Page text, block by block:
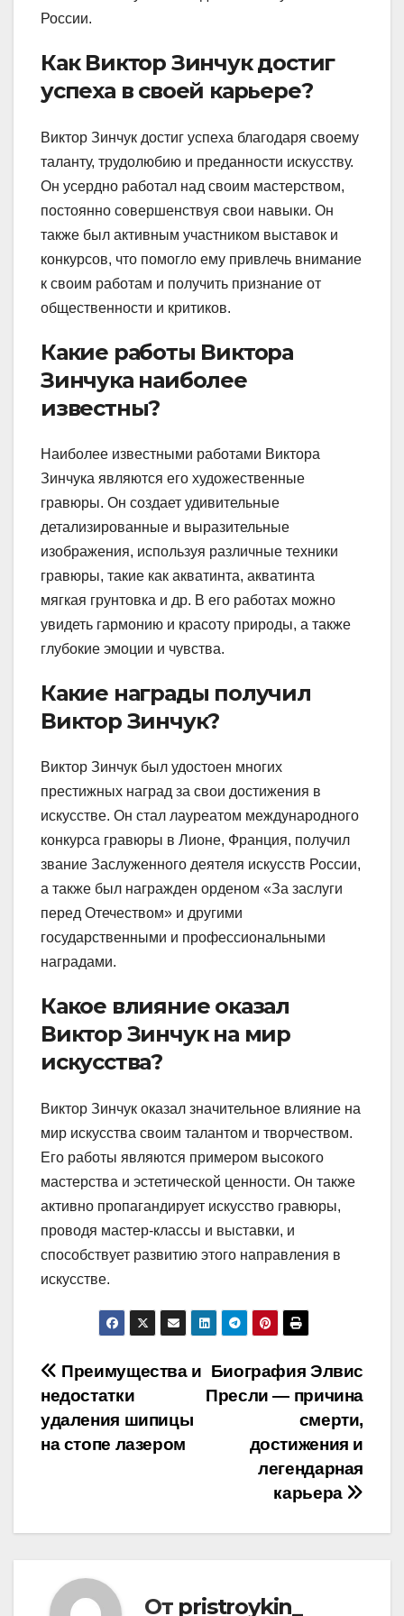
России.
Как Виктор Зинчук достиг
успеха в своей карьере?
Виктор Зинчук достиг успеха благодаря своему
таланту, трудолюбию и преданности искусству.
Он усердно работал над своим мастерством,
постоянно совершенствуя свои навыки. Он
также был активным участником выставок и
конкурсов, что помогло ему привлечь внимание
к своим работам и получить признание от
общественности и критиков.
Какие работы Виктора
Зинчука наиболее
известны?
Наиболее известными работами Виктора
Зинчука являются его художественные
гравюры. Он создает удивительные
детализированные и выразительные
изображения, используя различные техники
гравюры, такие как акватинта, акватинта
мягкая грунтовка и др. В его работах можно
увидеть гармонию и красоту природы, а также
глубокие эмоции и чувства.
Какие награды получил
Виктор Зинчук?
Виктор Зинчук был удостоен многих
престижных наград за свои достижения в
искусстве. Он стал лауреатом международного
конкурса гравюры в Лионе, Франция, получил
звание Заслуженного деятеля искусств России,
а также был награжден орденом «За заслуги
перед Отечеством» и другими
государственными и профессиональными
наградами.
Какое влияние оказал
Виктор Зинчук на мир
искусства?
Виктор Зинчук оказал значительное влияние на
мир искусства своим талантом и творчеством.
Его работы являются примером высокого
мастерства и эстетической ценности. Он также
активно пропагандирует искусство гравюры,
проводя мастер-классы и выставки, и
способствует развитию этого направления в
искусстве.
Навигация
по
записям
Биография Элвис
Пресли — причина
смерти,
достижения и
легендарная
карьера
Преимущества и
недостатки
удаления шипицы
на стопе лазером
От pristroykin_